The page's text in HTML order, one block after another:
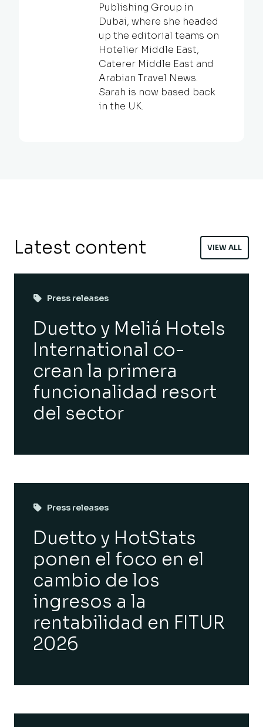
Publishing Group in
Dubai, where she headed
up the editorial teams on
Hotelier Middle East,
Caterer Middle East and
Arabian Travel News.
Sarah is now based back
in the UK.
Latest content VIEW ALL
Press releases
Duetto y Meliá Hotels
International co-
crean la primera
funcionalidad resort
del sector
Press releases
Duetto y HotStats
ponen el foco en el
cambio de los
ingresos a la
rentabilidad en FITUR
2026